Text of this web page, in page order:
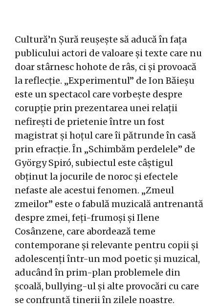
Cultură’n Șură reușește să aducă în fața
publicului actori de valoare și texte care nu
doar stârnesc hohote de râs, ci și provoacă
la reflecție. „Experimentul” de Ion Băieșu
este un spectacol care vorbește despre
corupție prin prezentarea unei relații
nefirești de prietenie între un fost
magistrat și hoțul care îi pătrunde în casă
prin efracție. În „Schimbăm perdelele” de
György Spiró, subiectul este câștigul
obținut la jocurile de noroc și efectele
nefaste ale acestui fenomen. „Zmeul
zmeilor” este o fabulă muzicală antrenantă
despre zmei, feți-frumoși și Ilene
Cosânzene, care abordează teme
contemporane și relevante pentru copii și
adolescenți într-un mod poetic și muzical,
aducând în prim-plan problemele din
școală, bullying-ul și alte provocări cu care
se confruntă tinerii în zilele noastre.